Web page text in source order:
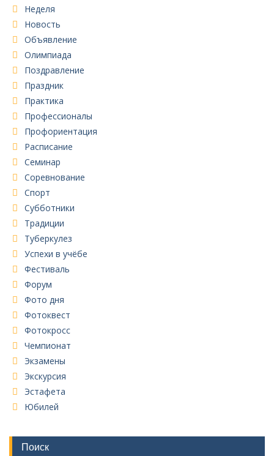
Неделя
Новость
Объявление
Олимпиада
Поздравление
Праздник
Практика
Профессионалы
Профориентация
Расписание
Семинар
Соревнование
Спорт
Субботники
Традиции
Туберкулез
Успехи в учёбе
Фестиваль
Форум
Фото дня
Фотоквест
Фотокросс
Чемпионат
Экзамены
Экскурсия
Эстафета
Юбилей
Поиск